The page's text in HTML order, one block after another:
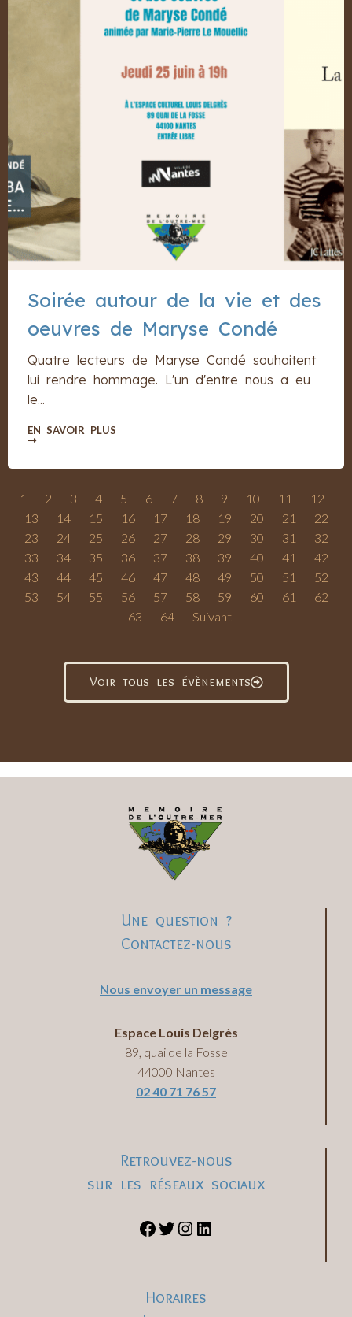
Soirée autour de la vie et des
oeuvres de Maryse Condé
Quatre lecteurs de Maryse Condé souhaitent
lui rendre hommage. L'un d'entre nous a eu
le...
EN SAVOIR PLUS
1 2 3 4 5 6 7 8 9 10 11
12
13
14 15 16 17 18 19 20 21
22
23
24 25 26 27 28 29 30 31
32
33
34 35 36 37 38 39 40 41
42
43
44 45 46 47 48 49 50 51
52
53
54 55 56 57 58 59 60 61
62
63
64 Suivant
Voir tous les évènements
Une question ?
Contactez-nous
Nous envoyer un message
Espace Louis Delgrès
89, quai de la Fosse
44000 Nantes
02 40 71 76 57
Retrouvez-nous
sur les réseaux sociaux
Horaires